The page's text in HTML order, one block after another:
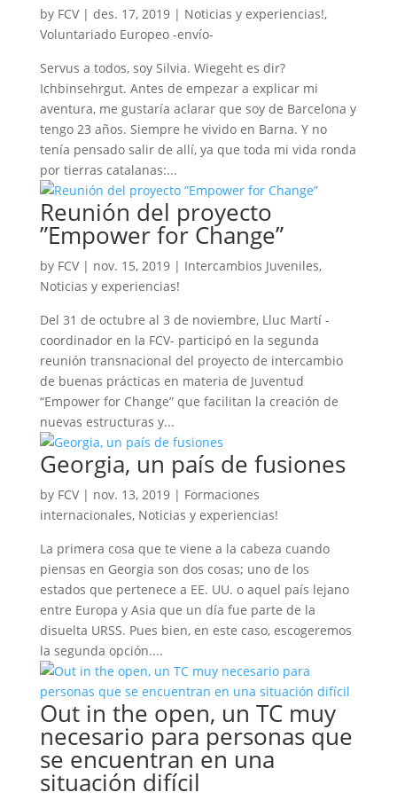
by FCV| des. 17, 2019| Noticias y experiencias!,
Voluntariado Europeo -envío-
Servus a todos, soy Silvia. Wiegeht es dir?
Ichbinsehrgut. Antes de empezar a explicar mi
aventura, me gustaría aclarar que soy de Barcelona y
tengo 23 años. Siempre he vivido en Barna. Y no
tenía pensado salir de allí, ya que toda mi vida ronda
por tierras catalanas:...
Reunión del proyecto
”Empower for Change”
by FCV| nov. 15, 2019| Intercambios Juveniles,
Noticias y experiencias!
Del 31 de octubre al 3 de noviembre, Lluc Martí -
coordinador en la FCV- participó en la segunda
reunión transnacional del proyecto de intercambio
de buenas prácticas en materia de Juventud
“Empower for Change” que facilitan la creación de
nuevas estructuras y...
Georgia, un país de fusiones
by FCV| nov. 13, 2019| Formaciones
internacionales, Noticias y experiencias!
La primera cosa que te viene a la cabeza cuando
piensas en Georgia son dos cosas; uno de los
estados que pertenece a EE. UU. o aquel país lejano
entre Europa y Asia que un día fue parte de la
disuelta URSS. Pues bien, en este caso, escogeremos
la segunda opción....
Out in the open, un TC muy
necesario para personas que
se encuentran en una
situación difícil